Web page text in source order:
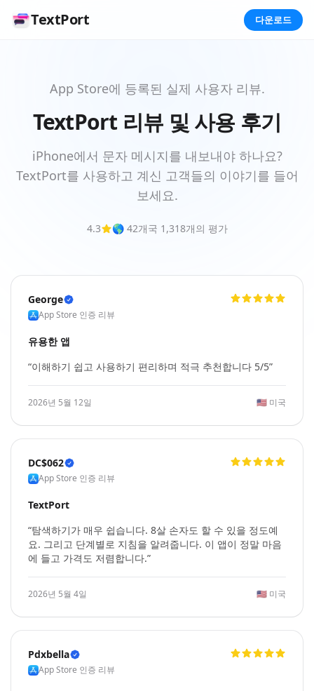
TextPort 다운로드
App Store에 등록된 실제 사용자 리뷰.
TextPort 리뷰 및 사용 후기
iPhone에서 문자 메시지를 내보내야 하나요?
TextPort를 사용하고 계신 고객들의 이야기를 들어
보세요.
4.3 🌎 42개국 1,318개의 평가
George
App Store 인증 리뷰
유용한 앱
“이해하기 쉽고 사용하기 편리하며 적극 추천합니다 5/5”
2026년 5월 12일 🇺🇸 미국
DC$062
App Store 인증 리뷰
TextPort
“탐색하기가 매우 쉽습니다. 8살 손자도 할 수 있을 정도예
요. 그리고 단계별로 지침을 알려줍니다. 이 앱이 정말 마음
에 들고 가격도 저렴합니다.”
2026년 5월 4일 🇺🇸 미국
Pdxbella
App Store 인증 리뷰